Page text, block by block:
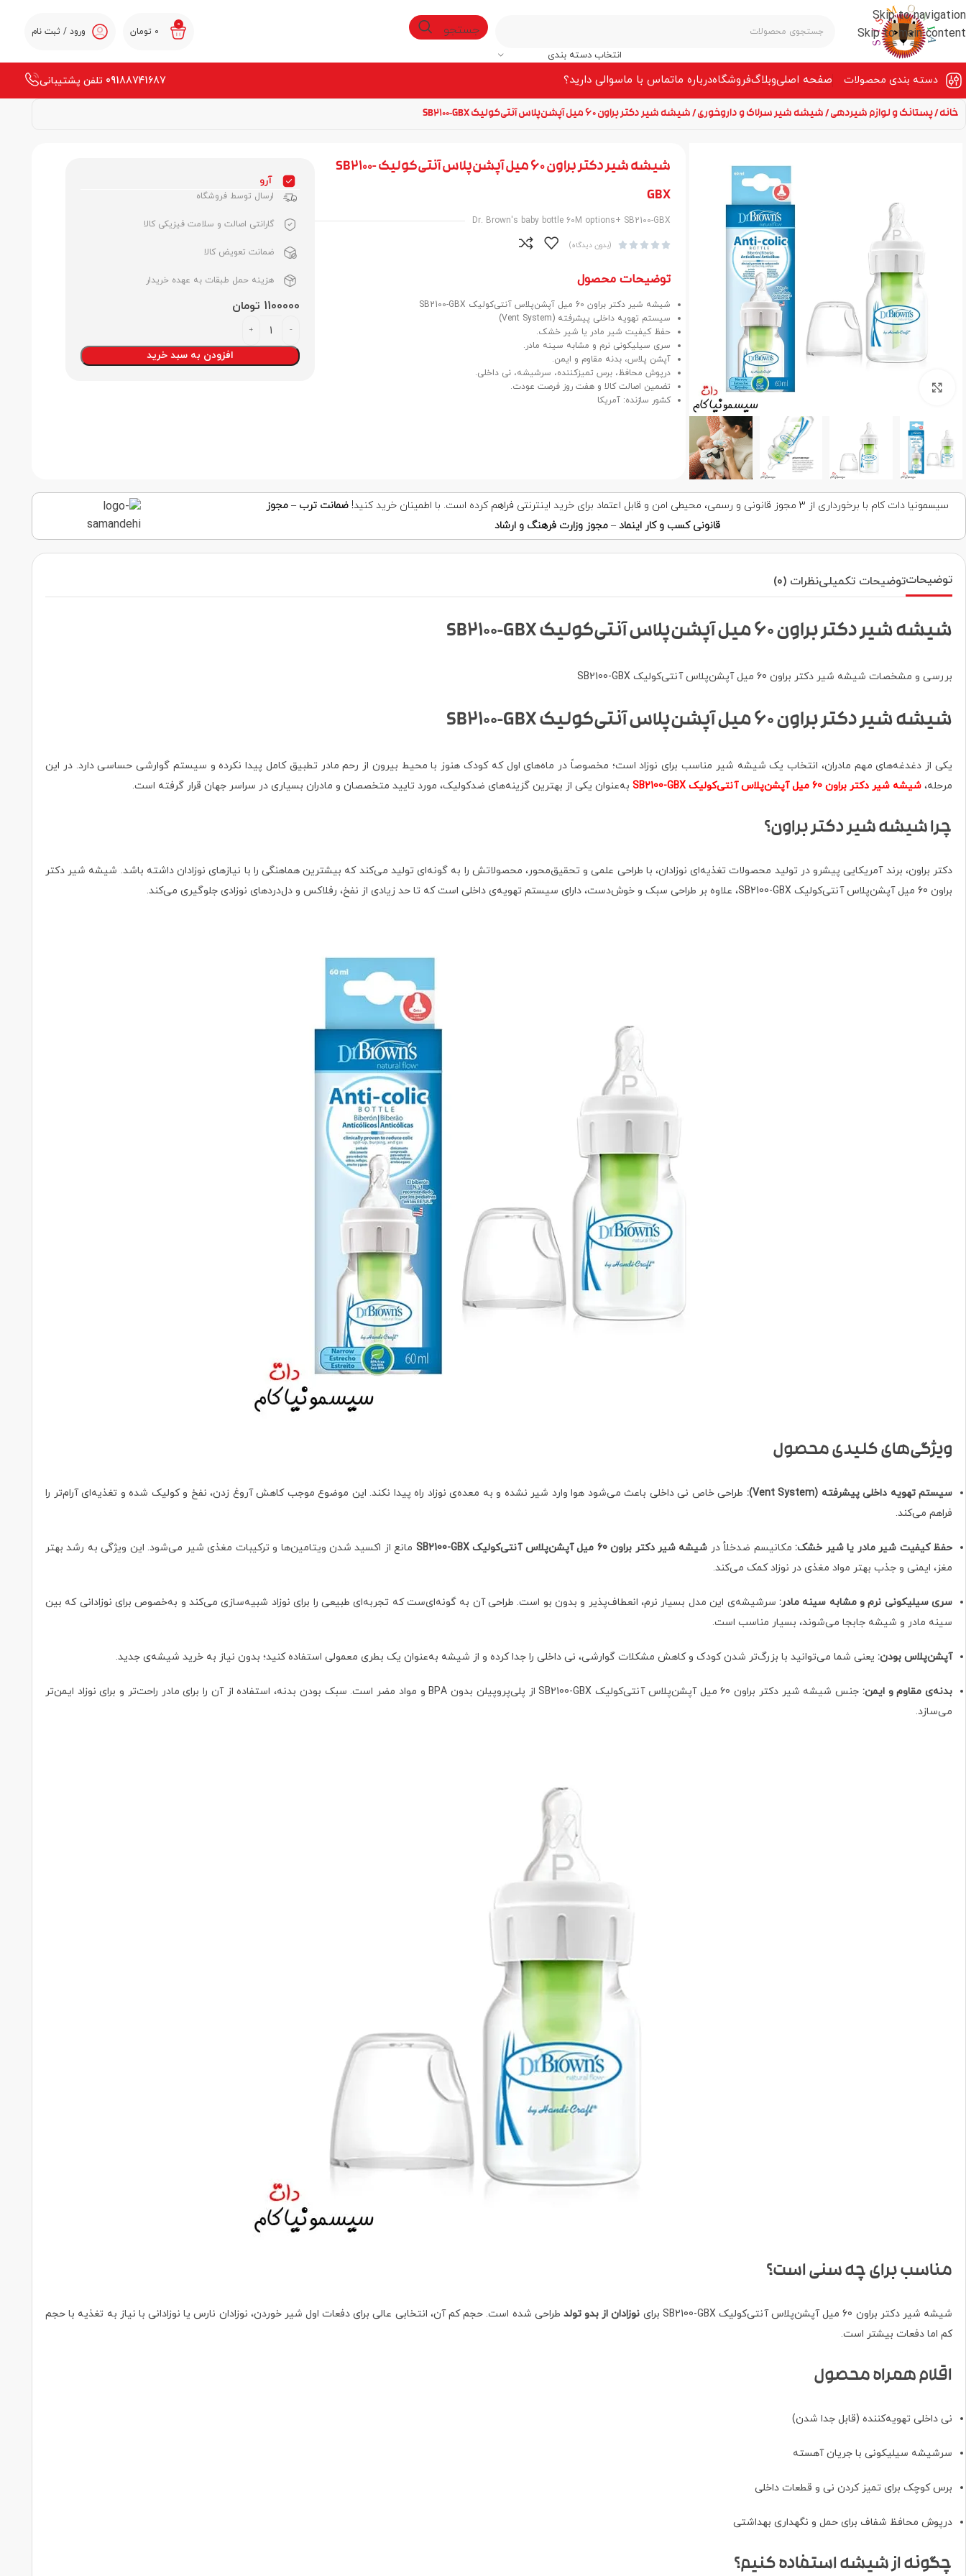
Skip to navigation
Skip to main content
انتخاب دسته بندی
جستجو 0
0 تومان ورود / ثبت نام
دسته بندی محصولات صفحه‌ اصلیوبلاگفروشگاهدرباره ماتماس با ماسوالی دارید؟ 09188741687 تلفن پشتیبانی
خانه پستانک و لوازم شیردهی شیشه شیر سرلاک و داروخوری شیشه شیر دکتر براون 60 میل آپشن‌پلاس آنتی‌کولیک SB2100-GBX
شیشه شیر دکتر براون 60 میل آپشن‌پلاس آنتی‌کولیک SB2100-
GBX
Dr. Brown's baby bottle 60M options+ SB2100-GBX‏




 (بدون دیدگاه)
توضیحات محصول
شیشه شیر دکتر براون 60 میل آپشن‌پلاس آنتی‌کولیک SB2100-GBX
سیستم تهویه داخلی پیشرفته (Vent System)
حفظ کیفیت شیر مادر یا شیر خشک.
سری سیلیکونی نرم و مشابه سینه مادر.
آپشن پلاس، بدنه مقاوم و ایمن.
درپوش محافظ، برس تمیزکننده، سرشیشه، نی داخلی.
تضمین اصالت کالا و هفت روز فرصت عودت.
کشور سازنده: آمریکا
آرو
ارسال توسط فروشگاه
گارانتی اصالت و سلامت فیزیکی کالا
ضمانت تعویض کالا
هزینه حمل طبقات به عهده خریدار
1100000 تومان
افزودن به سبد خرید
سیسمونیا دات کام با برخورداری از ۳ مجوز قانونی و رسمی، محیطی امن و قابل اعتماد برای خرید اینترنتی فراهم کرده است. با اطمینان خرید کنید! ضمانت ترب – مجوز
قانونی کسب و کار اینماد– مجوز وزارت فرهنگ و ارشاد
توضیحاتتوضیحات تکمیلینظرات (0)
شیشه شیر دکتر براون 60 میل آپشن‌پلاس آنتی‌کولیک SB2100-GBX
بررسی و مشخصات شیشه شیر دکتر براون 60 میل آپشن‌پلاس آنتی‌کولیک SB2100-GBX
شیشه شیر دکتر براون 60 میل آپشن‌پلاس آنتی‌کولیک SB2100-GBX
یکی از دغدغه‌های مهم مادران، انتخاب یک شیشه شیر مناسب برای نوزاد است؛ مخصوصاً در ماه‌های اول که کودک هنوز با محیط بیرون از رحم مادر تطبیق کامل پیدا نکرده و سیستم گوارشی حساسی دارد. در این
مرحله، شیشه شیر دکتر براون 60 میل آپشن‌پلاس آنتی‌کولیک SB2100-GBX به‌عنوان یکی از بهترین گزینه‌های ضدکولیک، مورد تایید متخصصان و مادران بسیاری در سراسر جهان قرار گرفته است.
چرا شیشه شیر دکتر براون؟
دکتر براون، برند آمریکایی پیشرو در تولید محصولات تغذیه‌ای نوزادان، با طراحی علمی و تحقیق‌محور، محصولاتش را به گونه‌ای تولید می‌کند که بیشترین هماهنگی را با نیازهای نوزادان داشته باشد. شیشه شیر دکتر
براون 60 میل آپشن‌پلاس آنتی‌کولیک SB2100-GBX، علاوه بر طراحی سبک و خوش‌دست، دارای سیستم تهویه‌ی داخلی است که تا حد زیادی از نفخ، رفلاکس و دل‌دردهای نوزادی جلوگیری می‌کند.
ویژگی‌های کلیدی محصول
سیستم تهویه داخلی پیشرفته (Vent System):
طراحی خاص نی داخلی باعث می‌شود هوا وارد شیر نشده و به معده‌ی نوزاد راه پیدا نکند. این موضوع موجب کاهش آروغ زدن، نفخ و کولیک شده و تغذیه‌ای آرام‌تر را
فراهم می‌کند.
حفظ کیفیت شیر مادر یا شیر خشک: مکانیسم ضدخلأ در شیشه شیر دکتر براون 60 میل آپشن‌پلاس آنتی‌کولیک SB2100-GBX
مانع از اکسید شدن ویتامین‌ها و ترکیبات مغذی شیر می‌شود. این ویژگی به رشد بهتر
مغز، ایمنی و جذب بهتر مواد مغذی در نوزاد کمک می‌کند.
سری سیلیکونی نرم و مشابه سینه مادر: سرشیشه‌ی این مدل بسیار نرم، انعطاف‌پذیر و بدون بو است. طراحی آن به گونه‌ای‌ست که تجربه‌ای طبیعی را برای نوزاد شبیه‌سازی می‌کند و به‌خصوص برای نوزادانی که بین
سینه مادر و شیشه جابجا می‌شوند، بسیار مناسب است.
آپشن‌پلاس بودن: یعنی شما می‌توانید با بزرگ‌تر شدن کودک و کاهش مشکلات گوارشی، نی داخلی را جدا کرده و از شیشه به‌عنوان یک بطری معمولی استفاده کنید؛ بدون نیاز به خرید شیشه‌ی جدید.
بدنه‌ی مقاوم و ایمن:
جنس شیشه شیر دکتر براون 60 میل آپشن‌پلاس آنتی‌کولیک SB2100-GBX از پلی‌پروپیلن بدون BPA و مواد مضر است. سبک بودن بدنه، استفاده از آن را برای مادر راحت‌تر و برای نوزاد ایمن‌تر
می‌سازد.
مناسب برای چه سنی است؟
شیشه شیر دکتر براون 60 میل آپشن‌پلاس آنتی‌کولیک SB2100-GBX برای نوزادان از بدو تولد طراحی شده است. حجم کم آن، انتخابی عالی برای دفعات اول شیر خوردن، نوزادان نارس یا نوزادانی با نیاز به تغذیه با حجم
کم اما دفعات بیشتر است.
اقلام همراه محصول
نی داخلی تهویه‌کننده (قابل جدا شدن)
سرشیشه سیلیکونی با جریان آهسته
برس کوچک برای تمیز کردن نی و قطعات داخلی
درپوش محافظ شفاف برای حمل و نگهداری بهداشتی
چگونه از شیشه استفاده کنیم؟